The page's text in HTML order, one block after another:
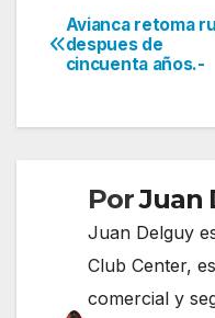
de
entradas
Avianca retoma
despues de
cincuenta años.-
PorJuan
Juan Delguy
Club Center,
comercial y